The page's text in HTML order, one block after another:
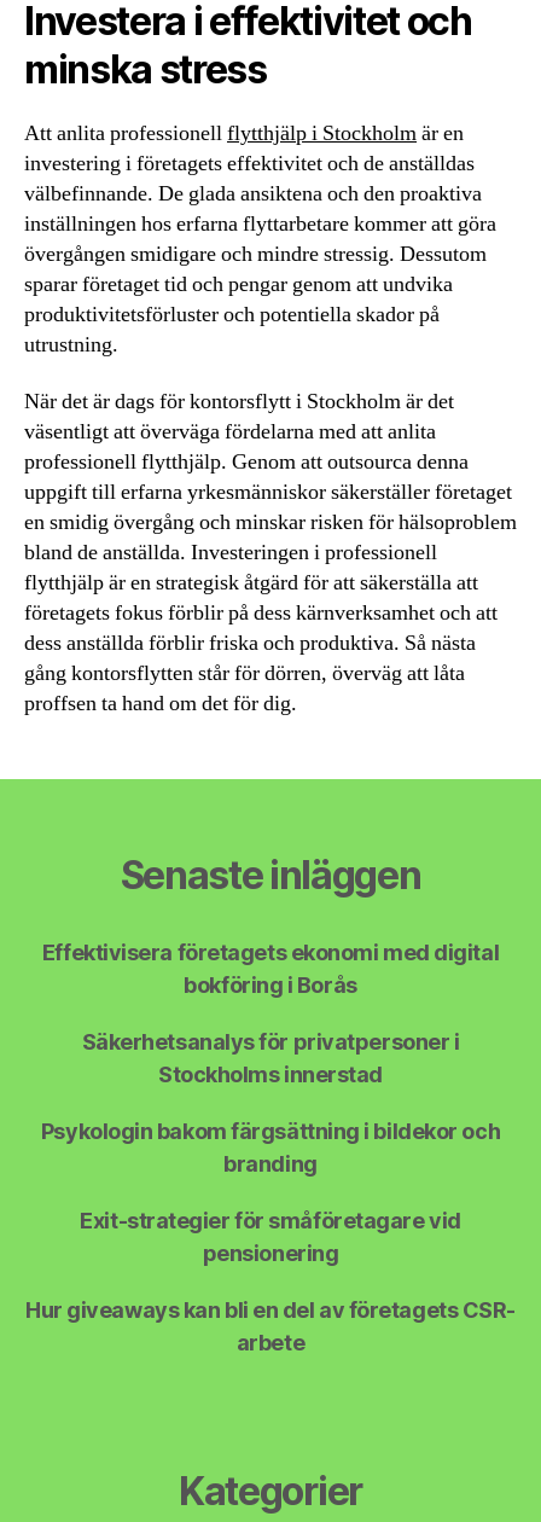
Investera i effektivitet och
minska stress
Att anlita professionellflytthjälp i Stockholmär en
investering i företagets effektivitet och de anställdas
välbefinnande. De glada ansiktena och den proaktiva
inställningen hos erfarna flyttarbetare kommer att göra
övergången smidigare och mindre stressig. Dessutom
sparar företaget tid och pengar genom att undvika
produktivitetsförluster och potentiella skador på
utrustning.
När det är dags för kontorsflytt i Stockholm är det
väsentligt att överväga fördelarna med att anlita
professionell flytthjälp. Genom att outsourca denna
uppgift till erfarna yrkesmänniskor säkerställer företaget
en smidig övergång och minskar risken för hälsoproblem
bland de anställda. Investeringen i professionell
flytthjälp är en strategisk åtgärd för att säkerställa att
företagets fokus förblir på dess kärnverksamhet och att
dess anställda förblir friska och produktiva. Så nästa
gång kontorsflytten står för dörren, överväg att låta
proffsen ta hand om det för dig.
Senaste inläggen
Effektivisera företagets ekonomi med digital
bokföring i Borås
Säkerhetsanalys för privatpersoner i
Stockholms innerstad
Psykologin bakom färgsättning i bildekor och
branding
Exit-strategier för småföretagare vid
pensionering
Hur giveaways kan bli en del av företagets CSR-
arbete
Kategorier